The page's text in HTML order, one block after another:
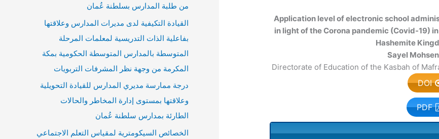
Application level of electronic school
in light of the Corona pandemic (Covid-19)
Hashemite
Sayel
Directorate of Education of the Kasbah of
DOI
PDF
من طلبة المدارس بسلطنة عُمان
القيادة التكيفية لدى مديرات المدارس وعلاقتها
بفاعلية الذات التدريسية لمعلمات المرحلة
المتوسطة بالمدارس المتوسطة الحكومية بمكة
المكرمة من وجهة نظر المشرفات التربويات
درجة ممارسة مديري المدارس للقيادة التحويلية
وعلاقتها بمستوى إدارة المخاطر والحالات
الطارئة بمدارس سلطنة عُمان
الخصائص السيكومترية لمقياس التعلم الاجتماعي